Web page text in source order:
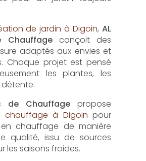
de jardin à Digoin,AL
Chauffageconçoit des
adaptés aux envies et
Chaque projet est pensé
les plantes, les
de Chauffage propose
chauffage à Digoin pour
chauffage de manière
qualité, issu de sources
les saisons froides.